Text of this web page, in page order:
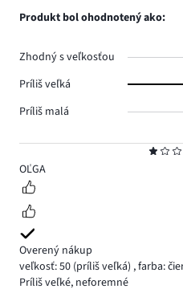
1
OĽGA
Overený nákup
veľkosť: 50 (príliš veľká) ,farba:
Príliš veľké, neforemné
Produkt bol ohodnotený ako:
Zhodný s veľkosťou
Príliš veľká
Príliš malá